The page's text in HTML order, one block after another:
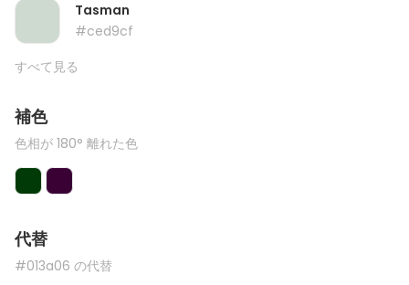
Tasman
#ced9cf
すべて見る
補色
色相が 180° 離れた色
代替
#013a06 の代替